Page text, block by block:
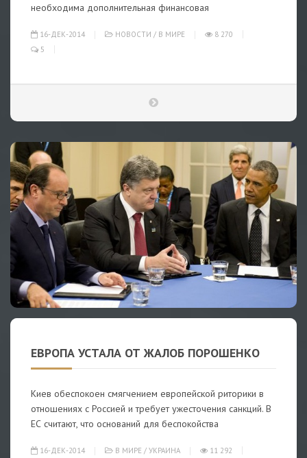
необходима дополнительная финансовая
16-ДЕК-2014 НОВОСТИ / В МИРЕ
8 270
5
ЕВРОПА УСТАЛА ОТ ЖАЛОБ ПОРОШЕНКО
Киев обеспокоен смягчением европейской риторики в
отношениях с Россией и требует ужесточения санкций. В
ЕС считают, что оснований для беспокойства
16-ДЕК-2014 В МИРЕ / УКРАИНА 11 292